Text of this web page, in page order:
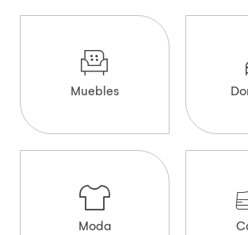
Muebles
Moda